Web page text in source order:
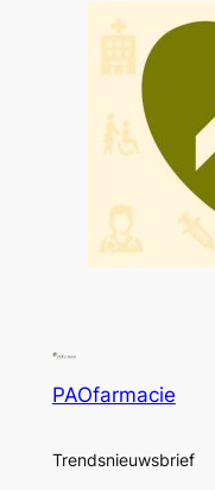
PAOfarmacie
Trendsnieuwsbrief